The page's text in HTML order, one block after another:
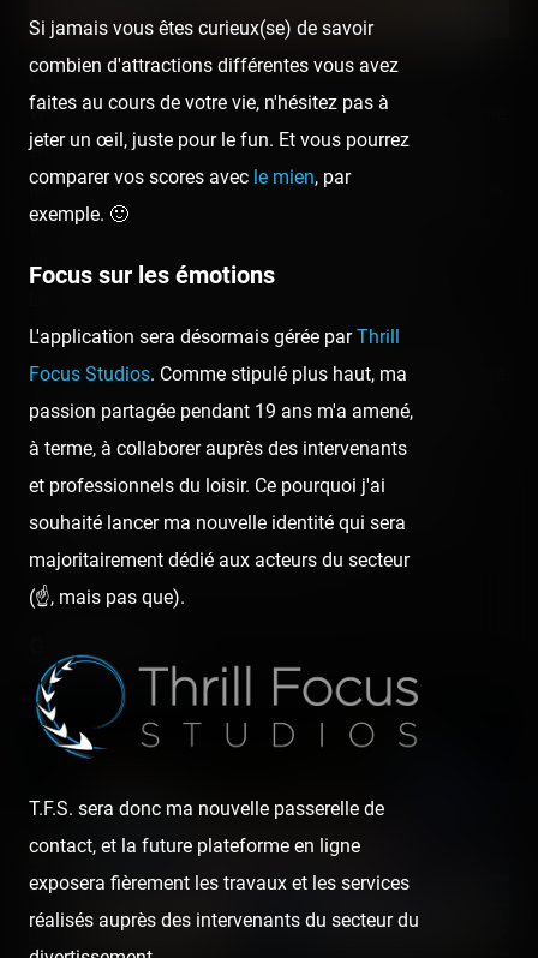
C'est le petit dernier arrivé, qui a d'ailleurs remplacé
Windstorm, l'ancien coaster Zamperla qui était au même
endroit quand j'étais passé en 2013. Construit par E&F
Miler Industries, c'était le genre de coaster que je voulais
tester aux États-Unis car j'étais curieux de voir à quelle
vitesse le petit train dévalait ces pentes abruptes.
mais les virages situés juste en-dessous sont… assez
mal conçus. 😅 C'est très brut et sauvage et ça demande
de bien se cramponner même. Pour le reste du parcours,
c'est plus calme, très drôle et assez mignon, mais les
petites bosses ne délivrent pas vraiment d'airtimes.
Ce n'est donc pas fou-fou comme machine, mais ça
reste très drôle à faire quand même. 🙂
Si jamais vous êtes curieux(se) de savoir
combien d'attractions différentes vous avez
faites au cours de votre vie, n'hésitez pas à
jeter un œil, juste pour le fun. Et vous pourrez
comparer vos scores avec le mien, par
exemple. 🙂
Focus sur les émotions
L'application sera désormais gérée parThrill
Focus Studios. Comme stipulé plus haut, ma
passion partagée pendant 19 ans m'a amené,
à terme, à collaborer auprès des intervenants
et professionnels du loisir. Ce pourquoi j'ai
souhaité lancer ma nouvelle identité qui sera
majoritairement dédié aux acteurs du secteur
(☝️, mais pas que).
T.F.S. sera donc ma nouvelle passerelle de
contact, et la future plateforme en ligne
exposera fièrement les travaux et les services
réalisés auprès des intervenants du secteur du